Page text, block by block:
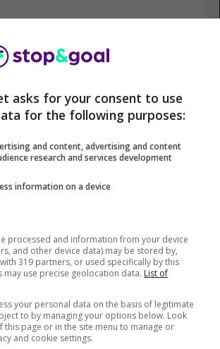
1 miliardo di euro, è
trofei della sua carriera
in tutti i campionati maggiori
Premier League. Manca di
di non poco conto.
asks for your consent to use
for the following purposes:
and content, advertising and content
research and services development
information on a device
processed and information from your device
and other device data) may be stored by,
319 partners, or used specifically by this
may use precise geolocation data. List of
your personal data on the basis of legitimate
to by managing your options below. Look
page or in the site menu to manage or
and cookie settings.